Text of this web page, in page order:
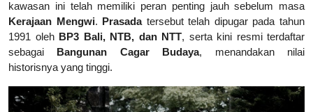
kawasan ini telah memiliki peran penting jauh sebelum masa
Kerajaan Mengwi. Prasadatersebut telah dipugar pada tahun
1991 oleh BP3 Bali, NTB, dan NTT, serta kini resmi terdaftar
sebagai
Bangunan Cagar Budaya, menandakan nilai
historisnya yang tinggi.